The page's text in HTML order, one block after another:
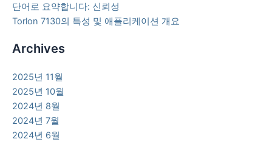
단어로 요약합니다: 신뢰성
Torlon 7130의 특성 및 애플리케이션 개요
Archives
2025년 11월
2025년 10월
2024년 8월
2024년 7월
2024년 6월